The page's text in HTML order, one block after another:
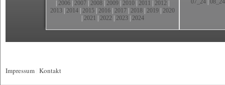
2006 2007 2008 2009 2010 2011 2012
2013 2014 2015 2016 2017 2018 2019 2020
2021 2022 2023| 2024
07_24 08_24
Impressum Kontakt